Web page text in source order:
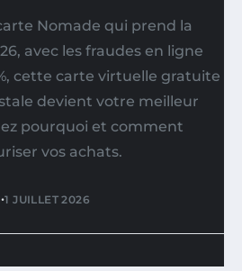
Nomade qui prend la
avec les fraudes en ligne
cette carte virtuelle gratuite
devient votre meilleur
pourquoi et comment
vos achats.
•1 JUILLET 2026